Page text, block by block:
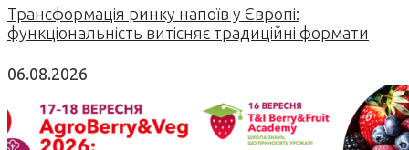
Трансформація ринку напоїв у Європі:
функціональність витісняє традиційні формати
06.08.2026